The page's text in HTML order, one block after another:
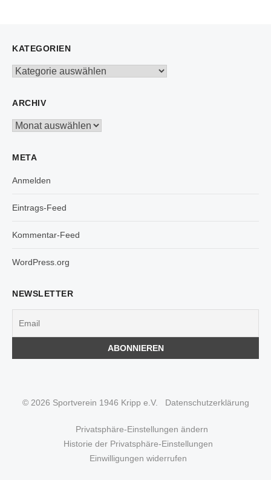
KATEGORIEN
Kategorien
ARCHIV
Archiv
META
Anmelden
Eintrags-Feed
Kommentar-Feed
WordPress.org
NEWSLETTER
© 2026 Sportverein 1946 Kripp e.V. Datenschutzerklärung
Privatsphäre-Einstellungen ändern
Historie der Privatsphäre-Einstellungen
Einwilligungen widerrufen